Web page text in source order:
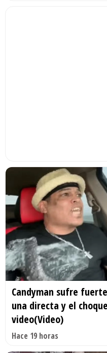
Candyman sufre
una directa y el
video(Video)
Hace 19 horas